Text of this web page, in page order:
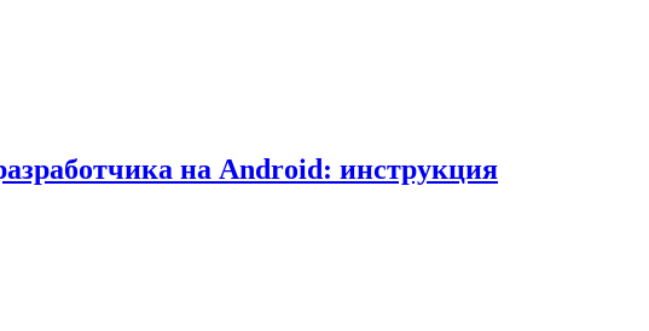
на Android: инструкция